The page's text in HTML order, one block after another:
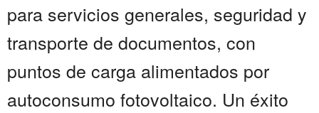
para servicios generales, seguridad y
transporte de documentos, con
puntos de carga alimentados por
autoconsumo fotovoltaico. Un éxito